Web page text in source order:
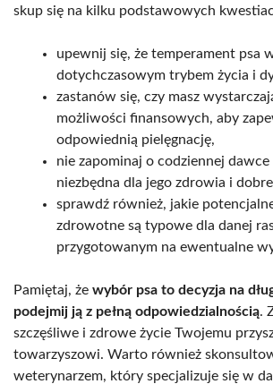
skup się na kilku podstawowych
upewnij się, że temperament psa
dotychczasowym trybem życia i
zastanów się, czy masz
możliwości finansowych, aby
odpowiednią pielęgnację,
nie zapominaj o codziennej
niezbędna dla jego zdrowia i
sprawdź również, jakie
zdrowotne są typowe dla danej
przygotowanym na ewentualne
Pamiętaj, że wybór psa to decyzja na
podejmij ją z pełną odpowiedzialnością.
szczęśliwe i zdrowe życie Twojemu
towarzyszowi. Warto również
weterynarzem, który specjalizuje się w